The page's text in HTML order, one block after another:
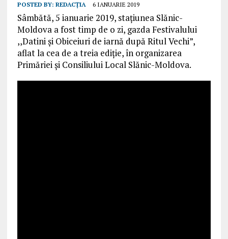
POSTED BY: REDACȚIA 6 IANUARIE 2019
Sâmbătă, 5 ianuarie 2019, stațiunea Slănic-
Moldova a fost timp de o zi, gazda Festivalului
,,Datini și Obiceiuri de iarnă după Ritul Vechi”,
aflat la cea de a treia ediție, în organizarea
Primăriei și Consiliului Local Slănic-Moldova.